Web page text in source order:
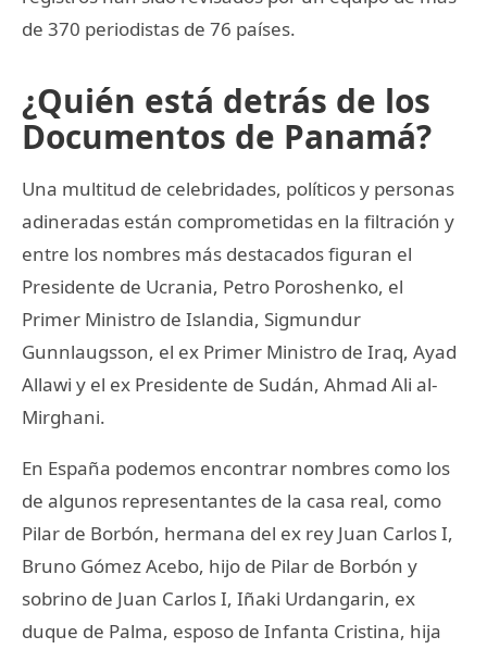
de 370 periodistas de 76 países.
¿Quién está detrás de los
Documentos de Panamá?
Una multitud de celebridades, políticos y personas
adineradas están comprometidas en la filtración y
entre los nombres más destacados figuran el
Presidente de Ucrania, Petro Poroshenko, el
Primer Ministro de Islandia, Sigmundur
Gunnlaugsson, el ex Primer Ministro de Iraq, Ayad
Allawi y el ex Presidente de Sudán, Ahmad Ali al-
Mirghani.
En España podemos encontrar nombres como los
de algunos representantes de la casa real, como
Pilar de Borbón, hermana del ex rey Juan Carlos I,
Bruno Gómez Acebo, hijo de Pilar de Borbón y
sobrino de Juan Carlos I, Iñaki Urdangarin, ex
duque de Palma, esposo de Infanta Cristina, hija